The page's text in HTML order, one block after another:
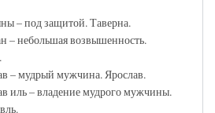
– под защитой. Таверна.
– небольшая возвышенность.
– мудрый мужчина. Ярослав.
иль – владение мудрого мужчины.